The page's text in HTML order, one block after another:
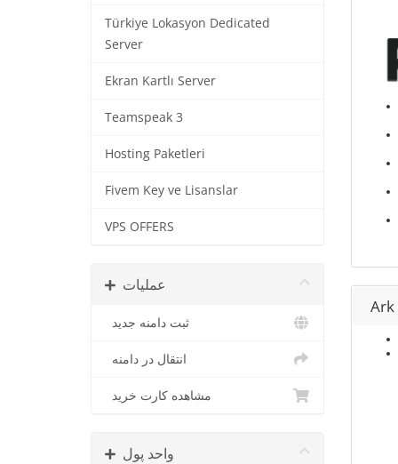
Türkiye Lokasyon Dedicated
Server
Ekran Kartlı Server
Teamspeak 3
Hosting Paketleri
Fivem Key ve Lisanslar
VPS OFFERS
عملیات
ثبت دامنه جدید
انتقال در دامنه
مشاهده کارت خرید
واحد پول
Ark